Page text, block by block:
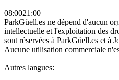
08:0021:00
ParkGüell.es ne dépend d'aucun
intellectuelle et l'exploitation des
sont réservées à ParkGüell.es et à
Aucune utilisation commerciale
Autres langues: